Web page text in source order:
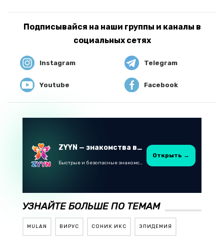
Подписывайся на наши группы и каналы в
социальных сетях
Instagram Telegram
Youtube Facebook
ZYYN — знакомства в Казахстане
Быстрые и безопасные знакомства в Telegram
Открыть →
УЗНАЙТЕ БОЛЬШЕ ПО ТЕМАМ
MULAN ВИРУС СОНИК ИКС ЭПИДЕМИЯ